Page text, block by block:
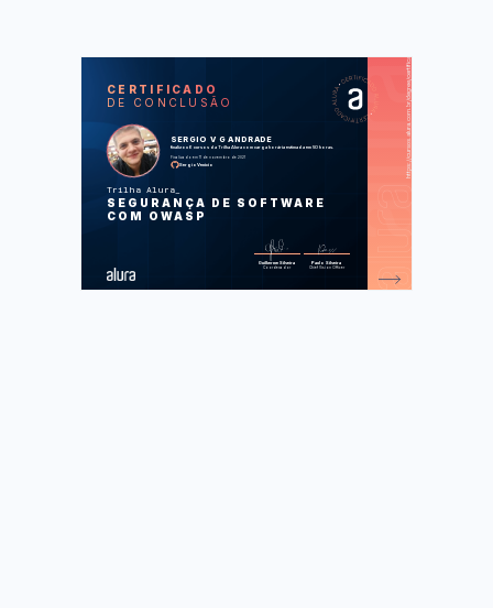
CERTIFICADO
DE CONCLUSÃO
SERGIO V G ANDRADE
finalizou 6 cursos da Trilha Alura com carga horária estimada em 50 horas.
Finalizado em 11 de novembro de 2021
SergioVenicio
Trilha Alura
SEGURANÇA DE SOFTWARE
COM OWASP
Guilherme Silveira
Coordenador
Paulo Silveira
Chief Vision Officer
CUR
SOS
OWASP Top 10: de Injections a Broken
Access Control
misconfiguration, logging e monitoramento
OWASP: padrão de verificação de
segurança de aplicações V9 a V14
Foram feitas 161 de 161 atividades.